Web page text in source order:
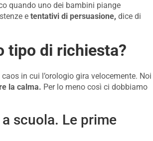
quando uno dei bambini piange
e tentativi di persuasione, dice di
tipo di richiesta?
in cui l’orologio gira velocemente. Noi
la calma. Per lo meno così ci dobbiamo
scuola. Le prime